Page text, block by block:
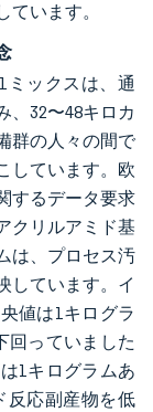
います。
ミックスは、通
、32〜48キロカ
群の人々の間で
しています。欧
するデータ要求
クリルアミド基
は、プロセス汚
しています。イ
値は1キログラ
回っていました
1キログラムあ
反応副産物を低